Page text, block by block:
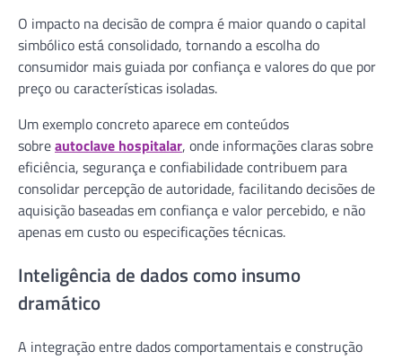
O impacto na decisão de compra é maior quando o capital
simbólico está consolidado, tornando a escolha do
consumidor mais guiada por confiança e valores do que por
preço ou características isoladas.
Um exemplo concreto aparece em conteúdos
sobreautoclave hospitalar, onde informações claras sobre
eficiência, segurança e confiabilidade contribuem para
consolidar percepção de autoridade, facilitando decisões de
aquisição baseadas em confiança e valor percebido, e não
apenas em custo ou especificações técnicas.
Inteligência de dados como insumo
dramático
A integração entre dados comportamentais e construção